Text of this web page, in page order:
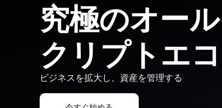
究極のオー
クリプトエ
ビジネスを拡大し、資産を管理する